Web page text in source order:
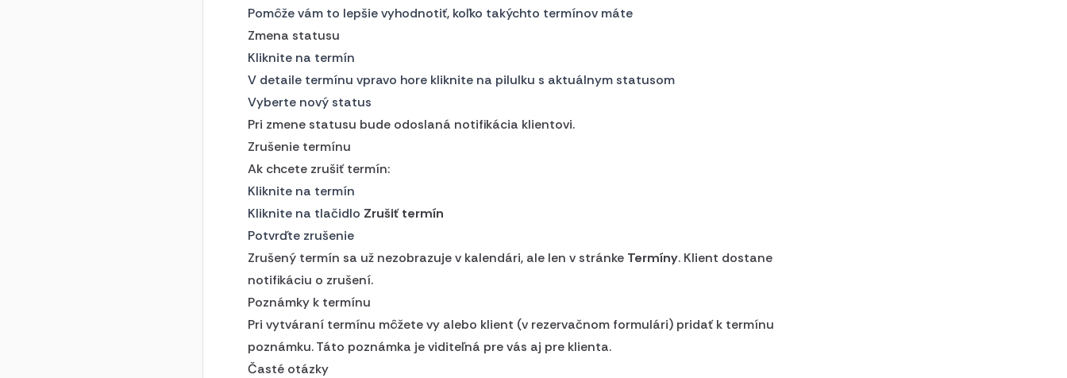
Pomôže vám to lepšie vyhodnotiť, koľko takýchto termínov máte
Zmena statusu
Kliknite na termín
V detaile termínu vpravo hore kliknite na pilulku s aktuálnym statusom
Vyberte nový status
Pri zmene statusu bude odoslaná notifikácia klientovi.
Zrušenie termínu
Ak chcete zrušiť termín:
Kliknite na termín
Kliknite na tlačidlo Zrušiť termín
Potvrďte zrušenie
Zrušený termín sa už nezobrazuje v kalendári, ale len v stránke Termíny. Klient dostane
notifikáciu o zrušení.
Poznámky k termínu
Pri vytváraní termínu môžete vy alebo klient (v rezervačnom formulári) pridať k termínu
poznámku. Táto poznámka je viditeľná pre vás aj pre klienta.
Časté otázky